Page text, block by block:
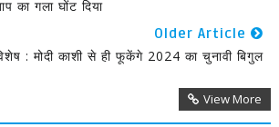
का गला घोंट दिया
Older Article
: मोदी काशी से ही फूकेंगे 2024 का चुनावी बिगुल
View More